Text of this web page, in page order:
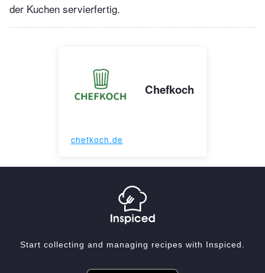
der Kuchen servierfertig.
Chefkoch
chefkoch.de
Start collecting and managing recipes with Inspiced.